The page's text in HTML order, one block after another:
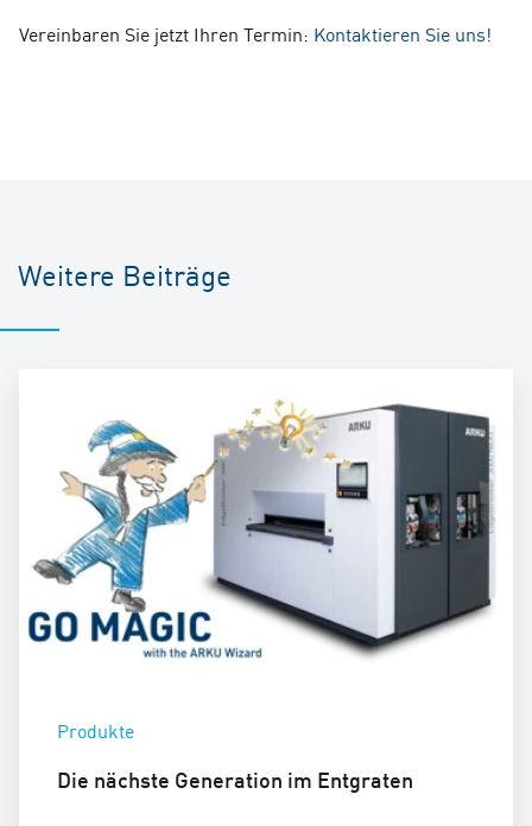
Vereinbaren Sie jetzt Ihren Termin: Kontaktieren Sie uns!
Weitere Beiträge
Produkte
Die nächste Generation im Entgraten